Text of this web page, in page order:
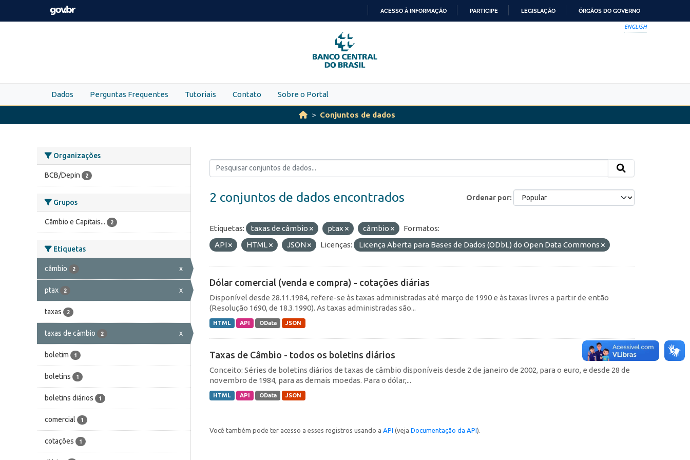
Skip to main content
PARA
O
CONTEÚDO
ACESSO À INFORMAÇÃO PARTICIPE LEGISLAÇÃO ÓRGÃOS DO GOVERNO
ENGLISH
Dados Perguntas Frequentes Tutoriais Contato Sobre o Portal
Conjuntos de dados
Organizações
BCB/Depin 2
Grupos
Câmbio e Capitais... 2
Etiquetas
câmbio 2 x
ptax 2 x
taxas 2
taxas de câmbio 2 x
boletim 1
boletins 1
boletins diários 1
comercial 1
cotações 1
Ordenar por
2 conjuntos de dados encontrados
Etiquetas: taxas de câmbio ptax câmbio
Formatos:
API
HTML JSON Licenças: Licença Aberta para Bases de Dados (ODbL) do Open Data Commons
Dólar comercial (venda e compra) - cotações diárias
Disponível desde 28.11.1984, refere-se às taxas administradas até março de 1990 e às taxas livres a partir de então
(Resolução 1690, de 18.3.1990). As taxas administradas são...
HTML API OData JSON
Taxas de Câmbio - todos os boletins diários
Conceito: Séries de boletins diários de taxas de câmbio disponíveis desde 2 de janeiro de 2002, para o euro, e desde 28 de
novembro de 1984, para as demais moedas. Para o dólar,...
HTML API OData JSON
Você também pode ter acesso a esses registros usando a API (veja Documentação da API).